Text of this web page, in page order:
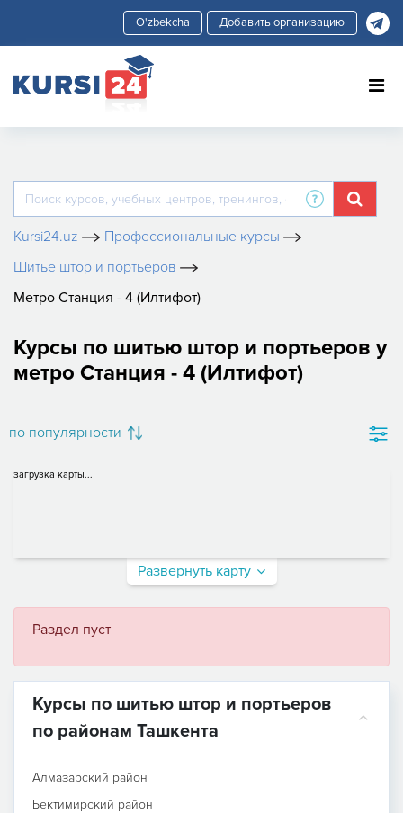
Добавить организацию
Kursi24.uz
Профессиональные курсы
Шитье штор и портьеров
Метро Станция - 4 (Илтифот)
Курсы по шитью штор и портьеров у
метро Станция - 4 (Илтифот)
по популярности
загрузка карты...
Развернуть карту
Раздел пуст
Курсы по шитью штор и портьеров
по районам Ташкента
Алмазарский район
Бектимирский район